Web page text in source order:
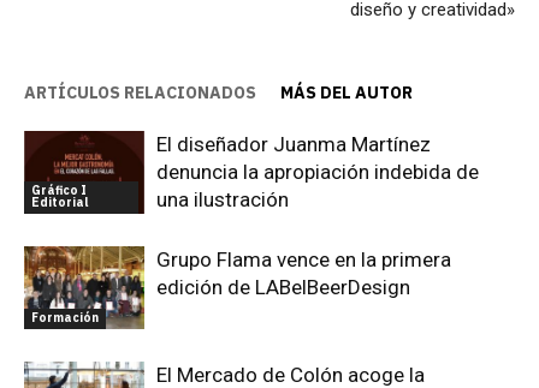
diseño y creatividad»
ARTÍCULOS RELACIONADOS MÁS DEL AUTOR
Gráfico I
Editorial
El diseñador Juanma Martínez
denuncia la apropiación indebida de
una ilustración
Formación
Grupo Flama vence en la primera
edición de LABelBeerDesign
El Mercado de Colón acoge la